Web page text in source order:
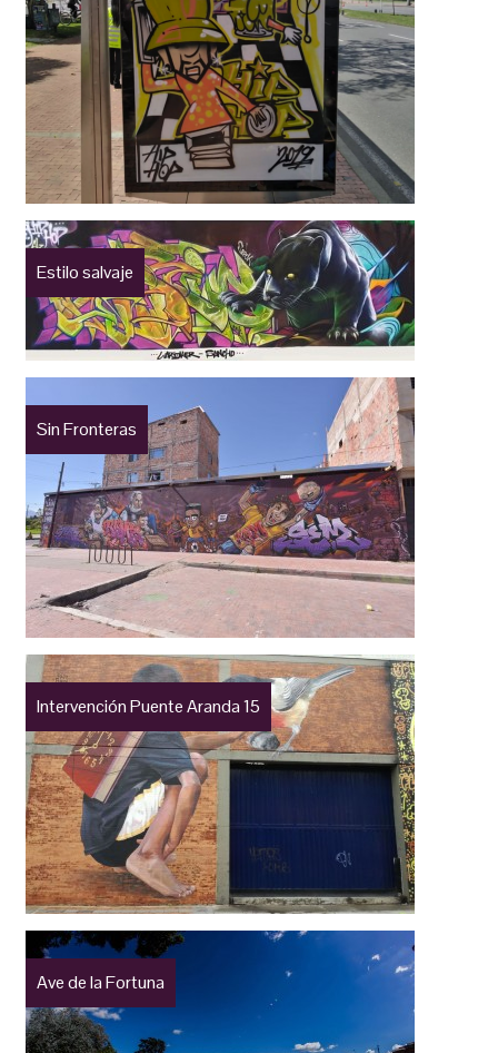
Estilo salvaje
Sin Fronteras
Intervención Puente Aranda 15
Ave de la Fortuna